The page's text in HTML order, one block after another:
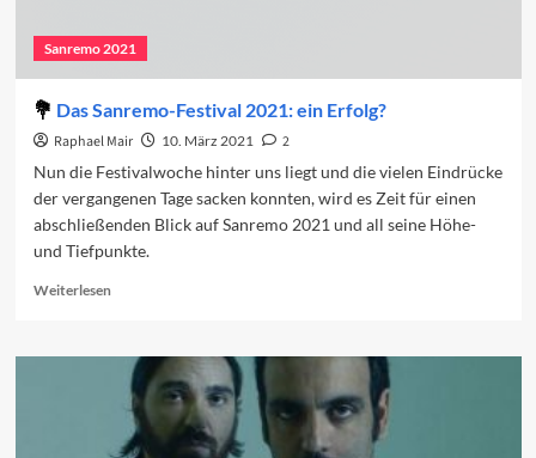
Sanremo 2021
Das Sanremo-Festival 2021: ein Erfolg?
Raphael Mair 10. März 2021
2
Nun die Festivalwoche hinter uns liegt und die vielen Eindrücke
der vergangenen Tage sacken konnten, wird es Zeit für einen
abschließenden Blick auf Sanremo 2021 und all seine Höhe-
und Tiefpunkte.
WeiterlesenRead
Das
Sanremo-
Festival
2021:
ein